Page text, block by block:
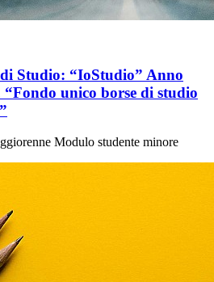
di Studio: “IoStudio” Anno
“Fondo unico borse di studio
Modulo studente minore